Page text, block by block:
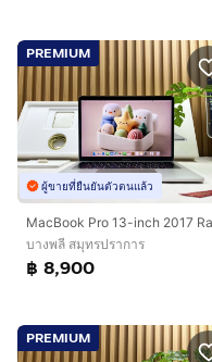
PREMIUM
ผู้ขายที่ยืนยันตัวตนแล้ว
บางพลี สมุทรปราการ
฿ 8,900
PREMIUM